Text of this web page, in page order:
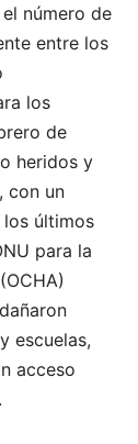
número de
entre los
los
de
heridos y
con un
los últimos
para la
escuelas,
acceso